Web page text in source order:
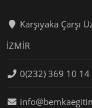
Karşıyaka Çarşı
İZMİR
0(232) 369 10 14